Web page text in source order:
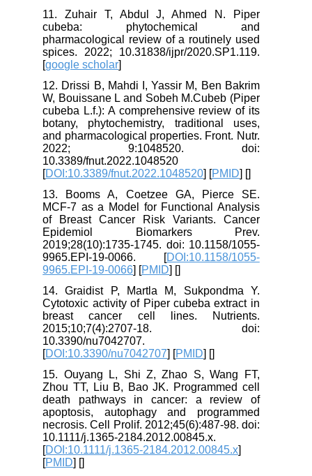
11. Zuhair T, Abdul J, Ahmed N. Piper
cubeba: phytochemical and
pharmacological review of a routinely used
spices. 2022; 10.31838/ijpr/2020.SP1.119.
[google scholar
12. Drissi B, Mahdi I, Yassir M, Ben Bakrim
W, Bouissane L and Sobeh M.Cubeb (Piper
cubeba L.f.): A comprehensive review of its
botany, phytochemistry, traditional uses,
and pharmacological properties. Front. Nutr.
2022; 9:1048520. doi:
10.3389/fnut.2022.1048520
[DOI:10.3389/fnut.2022.1048520] [PMID] [
13. Booms A, Coetzee GA, Pierce SE.
MCF-7 as a Model for Functional Analysis
of Breast Cancer Risk Variants. Cancer
Epidemiol Biomarkers Prev.
2019;28(10):1735-1745. doi: 10.1158/1055-
9965.EPI-19-0066. [DOI:10.1158/1055-
9965.EPI-19-0066] [PMID] [
14. Graidist P, Martla M, Sukpondma Y.
Cytotoxic activity of Piper cubeba extract in
breast cancer cell lines. Nutrients.
2015;10;7(4):2707-18. doi:
10.3390/nu7042707.
[DOI:10.3390/nu7042707] [PMID] [
15. Ouyang L, Shi Z, Zhao S, Wang FT,
Zhou TT, Liu B, Bao JK. Programmed cell
death pathways in cancer: a review of
apoptosis, autophagy and programmed
necrosis. Cell Prolif. 2012;45(6):487-98. doi:
10.1111/j.1365-2184.2012.00845.x.
[DOI:10.1111/j.1365-2184.2012.00845.x
[PMID] [